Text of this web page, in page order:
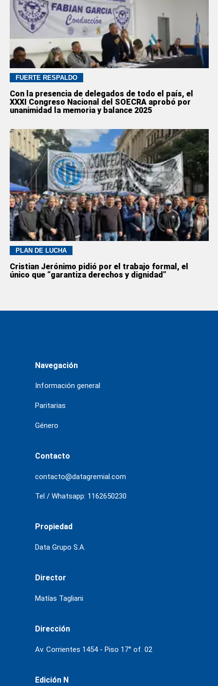
FUERTE RESPALDO
Con la presencia de delegados de todo el país, el
XXXI Congreso Nacional del SOECRA aprobó por
unanimidad la memoria y balance 2025
PLAN DE LUCHA
Cristian Jerónimo pidió por el trabajo formal, el
único que “garantiza derechos y dignidad”
Navegación
Información general
Paritarias
Género
Contacto
contacto@datagremial.com
Tel / Whatsapp: 1162650230
Propiedad
Data Grupo S.A.
Director
Matías Tagliani
Dirección
Av. Corrientes 1454 - Piso 17° of. 02
Edición N